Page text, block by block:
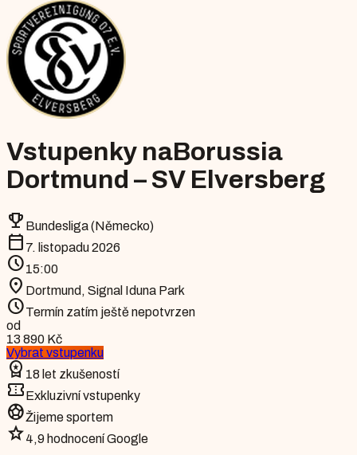
Vstupenky naBorussia
Dortmund – SV Elversberg
emoji_events Bundesliga (Německo)
calendar_today 7. listopadu 2026
schedule15:00
location_on Dortmund , Signal Iduna Park
scheduleTermín zatím ještě nepotvrzen
od
13 890 Kč
Vybrat vstupenku
workspace_premium 18 let zkušeností
confirmation_numberExkluzivní vstupenky
sports_soccerŽijeme sportem
star4,9 hodnocení Google